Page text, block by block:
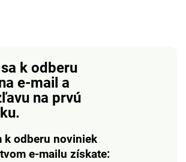
k odberu
e-mail a
na prvú
k odberu noviniek
e-mailu získate: